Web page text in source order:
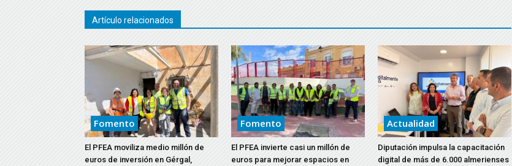
Artículo relacionados
Fomento
El PFEA moviliza medio millón de
euros de inversión en Gérgal,
Fomento
El PFEA invierte casi un millón de
euros para mejorar espacios en
Actualidad
Diputación impulsa la capacitación
digital de más de 6.000 almerienses